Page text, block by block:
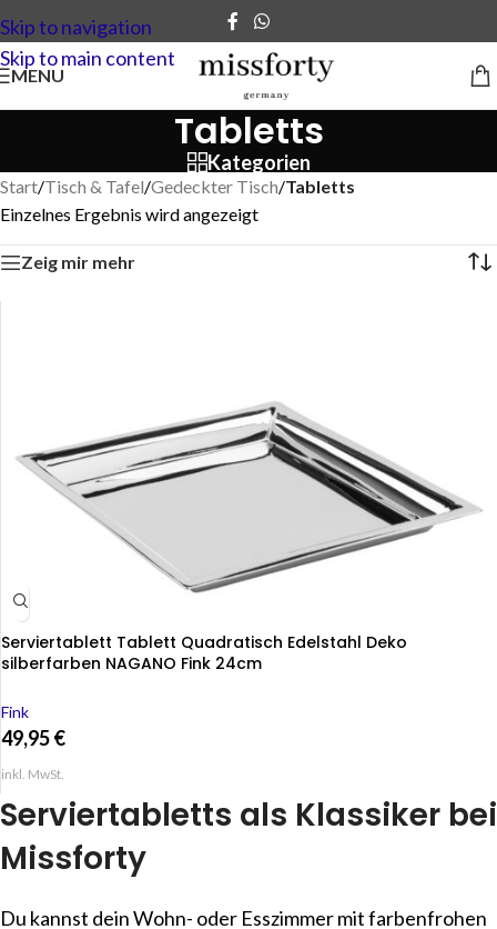
Skip to navigation
Skip to main content
MENU
Tabletts
Kategorien
Start/Tisch & Tafel/Gedeckter Tisch/Tabletts
Einzelnes Ergebnis wird angezeigt
Zeig mir mehr
Serviertablett Tablett Quadratisch Edelstahl Deko
silberfarben NAGANO Fink 24cm
Fink
49,95€
inkl. MwSt.
Serviertabletts als Klassiker bei
Missforty
Du kannst dein Wohn- oder Esszimmer mit farbenfrohen